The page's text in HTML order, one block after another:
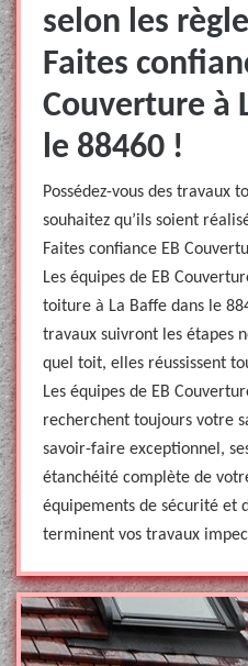
selon les
Faites
Couverture à
le 88460 !
Possédez-vous des travaux
souhaitez qu’ils soient
Faites confiance EB
Les équipes de EB
toiture à La Baffe dans le
travaux suivront les étapes
quel toit, elles réussissent
Les équipes de EB
recherchent toujours votre
savoir-faire exceptionnel,
étanchéité complète de
équipements de sécurité et
terminent vos travaux